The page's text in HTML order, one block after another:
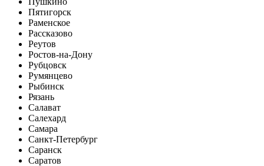
Пятигорск
Раменское
Рассказово
Реутов
Ростов-на-Дону
Рубцовск
Румянцево
Рыбинск
Рязань
Салават
Салехард
Самара
Санкт-Петербург
Саранск
Саратов